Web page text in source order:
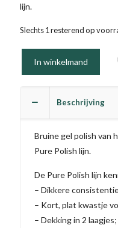
lijn.
Slechts 1 resterend op
In winkelmand
Beschrijving
Bruine gel polish van
Pure Polish lijn.
De Pure Polish lijn
– Dikkere
– Kort, plat kwastje
– Dekking in 2 laagjes;